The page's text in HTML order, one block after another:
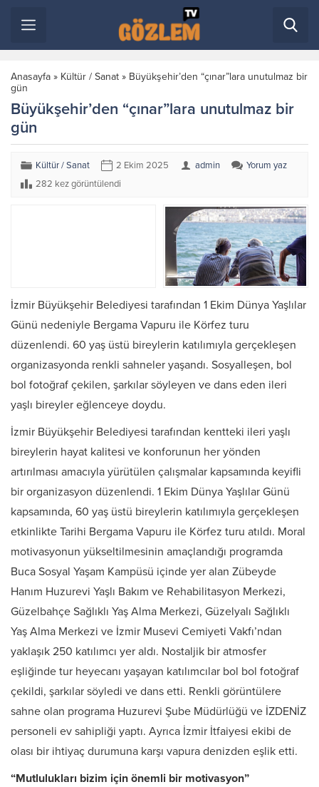
Anasayfa » Kültür / Sanat » Büyükşehir’den “çınar”lara unutulmaz bir
gün
Büyükşehir’den “çınar”lara unutulmaz bir
gün
Kültür / Sanat 2 Ekim 2025 admin
Yorum yaz
282 kez görüntülendi
İzmir Büyükşehir Belediyesi tarafından 1 Ekim Dünya Yaşlılar
Günü nedeniyle Bergama Vapuru ile Körfez turu
düzenlendi. 60 yaş üstü bireylerin katılımıyla gerçekleşen
organizasyonda renkli sahneler yaşandı. Sosyalleşen, bol
bol fotoğraf çekilen, şarkılar söyleyen ve dans eden ileri
yaşlı bireyler eğlenceye doydu.
İzmir Büyükşehir Belediyesi tarafından kentteki ileri yaşlı
bireylerin hayat kalitesi ve konforunun her yönden
artırılması amacıyla yürütülen çalışmalar kapsamında keyifli
bir organizasyon düzenlendi. 1 Ekim Dünya Yaşlılar Günü
kapsamında, 60 yaş üstü bireylerin katılımıyla gerçekleşen
etkinlikte Tarihi Bergama Vapuru ile Körfez turu atıldı. Moral
motivasyonun yükseltilmesinin amaçlandığı programda
Buca Sosyal Yaşam Kampüsü içinde yer alan Zübeyde
Hanım Huzurevi Yaşlı Bakım ve Rehabilitasyon Merkezi,
Güzelbahçe Sağlıklı Yaş Alma Merkezi, Güzelyalı Sağlıklı
Yaş Alma Merkezi ve İzmir Musevi Cemiyeti Vakfı’ndan
yaklaşık 250 katılımcı yer aldı. Nostaljik bir atmosfer
eşliğinde tur heyecanı yaşayan katılımcılar bol bol fotoğraf
çekildi, şarkılar söyledi ve dans etti. Renkli görüntülere
sahne olan programa Huzurevi Şube Müdürlüğü ve İZDENİZ
personeli ev sahipliği yaptı. Ayrıca İzmir İtfaiyesi ekibi de
olası bir ihtiyaç durumuna karşı vapura denizden eşlik etti.
“Mutlulukları bizim için önemli bir motivasyon”